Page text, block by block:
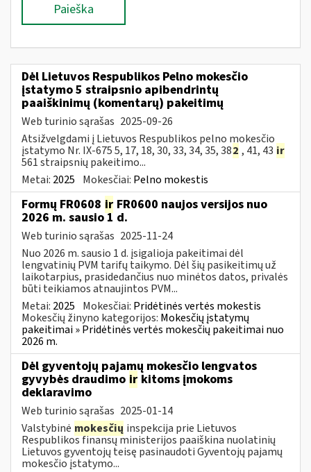
Paieška
Dėl Lietuvos Respublikos Pelno mokesčio
įstatymo 5 straipsnio apibendrintų
paaiškinimų (komentarų) pakeitimų
Web turinio sąrašas 2025-09-26
Atsižvelgdami į Lietuvos Respublikos pelno mokesčio
įstatymo Nr. IX-675 5, 17, 18, 30, 33, 34, 35, 382 , 41, 43 ir
561 straipsnių pakeitimo...
Metai: 2025 Mokesčiai: Pelno mokestis
Formų FR0608 ir FR0600 naujos versijos nuo
2026 m. sausio 1 d.
Web turinio sąrašas 2025-11-24
Nuo 2026 m. sausio 1 d. įsigalioja pakeitimai dėl
lengvatinių PVM tarifų taikymo. Dėl šių pasikeitimų už
laikotarpius, prasidedančius nuo minėtos datos, privalės
būti teikiamos atnaujintos PVM...
Metai: 2025 Mokesčiai: Pridėtinės vertės mokestis
Mokesčių žinyno kategorijos: Mokesčių įstatymų
pakeitimai » Pridėtinės vertės mokesčių pakeitimai nuo
2026 m.
Dėl gyventojų pajamų mokesčio lengvatos
gyvybės draudimo ir kitoms įmokoms
deklaravimo
Web turinio sąrašas 2025-01-14
Valstybinė mokesčių inspekcija prie Lietuvos
Respublikos finansų ministerijos paaiškina nuolatinių
Lietuvos gyventojų teisę pasinaudoti Gyventojų pajamų
mokesčio įstatymo...